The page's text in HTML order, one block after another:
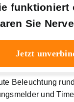
Sie
Jetzt
Beleuchtung
und